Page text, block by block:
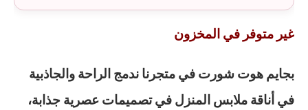
غير متوفر في المخزون
بجايم هوت شورت في متجرنا ندمج الراحة والجاذبية
في أناقة ملابس المنزل في تصميمات عصرية جذابة،